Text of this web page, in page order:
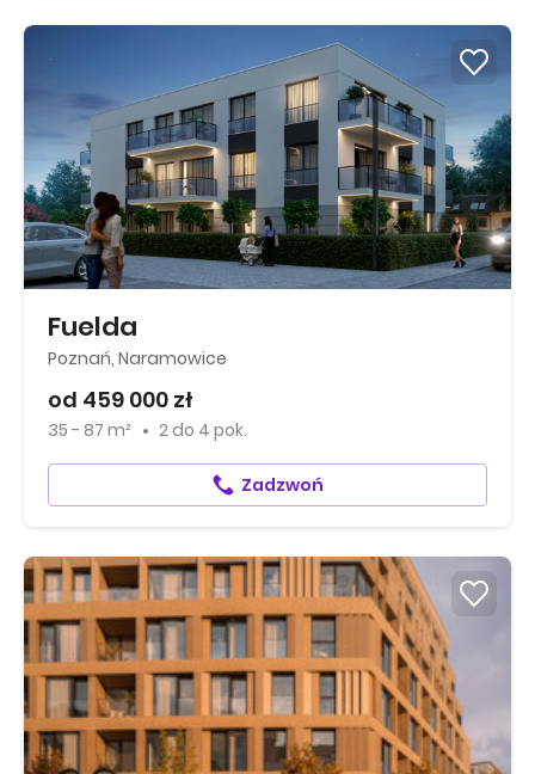
Fuelda
Poznań, Naramowice
od 459 000 zł
35 - 87 m² 2 do 4 pok.
Zadzwoń